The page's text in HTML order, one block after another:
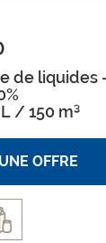
de liquides
/ 150 m³
OFFRE